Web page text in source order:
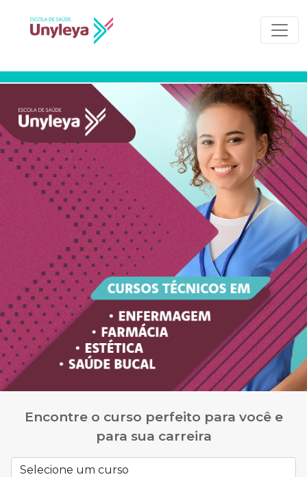
Encontre o curso perfeito para você e
para sua carreira